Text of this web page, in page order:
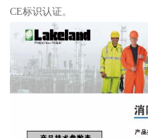
CE标识认证。